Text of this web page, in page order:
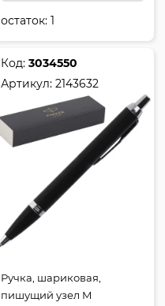
остаток:1
Код:3034550
Артикул:2143632
Ручка, шариковая,
пишущий узел M